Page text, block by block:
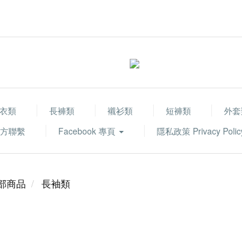
類 長褲類 襯衫類 短褲類 外
聯繫
Facebook 專頁 隱私政策 Privacy
商品 長袖類